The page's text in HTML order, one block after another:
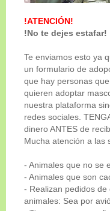
Genero
Macho
Mediano-Grande
Edad
6 años y 10 meses
!ATENCIÓN!
!No te dejes estafar!
Te enviamos esto ya
un formulario de
que hay personas
quieren adoptar
nuestra plataforma
redes sociales.
dinero ANTES de
Mucha atención a las
- Animales que no se
- Animales que son
- Realizan pedidos
animales: Sea por